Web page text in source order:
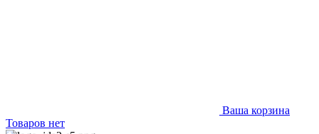
Ваша корзина
Товаров нет